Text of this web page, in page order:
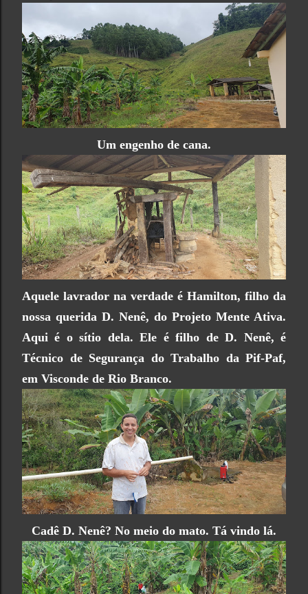
Um engenho de cana.
Aquele lavrador na verdade é Hamilton, filho da
nossa querida D. Nenê, do Projeto Mente Ativa.
Aqui é o sítio dela. Ele é filho de D. Nenê, é
Técnico de Segurança do Trabalho da Pif-Paf,
em Visconde de Rio Branco.
Cadê D. Nenê? No meio do mato. Tá vindo lá.